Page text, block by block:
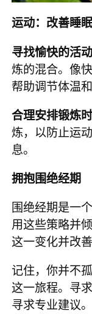
运动：改善睡
寻找愉快的活动
炼的混合。像
帮助调节体温
合理安排锻炼
炼，以防止运
息。
拥抱围绝经期
围绝经期是一
用这些策略并
这一变化并改
记住，你并不
这一旅程。寻
寻求专业建议